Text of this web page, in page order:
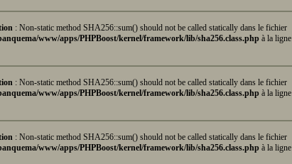
: Non-static method SHA256::sum() should not be called statically dans le fichier
www/apps/PHPBoost/kernel/framework/lib/sha256.class.php à la ligne
: Non-static method SHA256::sum() should not be called statically dans le fichier
www/apps/PHPBoost/kernel/framework/lib/sha256.class.php à la ligne
: Non-static method SHA256::sum() should not be called statically dans le fichier
www/apps/PHPBoost/kernel/framework/lib/sha256.class.php à la ligne